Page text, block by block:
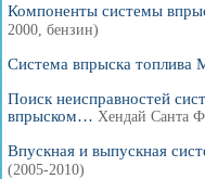
Компоненты системы
2000, бензин)
Система впрыска топлива
Поиск неисправностей
впрыском… Хендай Санта
Впускная и выпускная
(2005-2010)